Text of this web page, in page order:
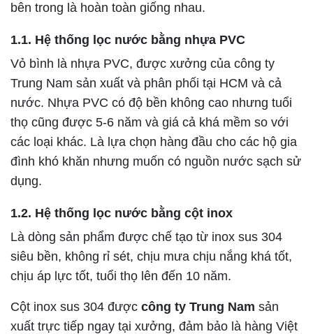
bên trong là hoàn toàn giống nhau.
1.1. Hệ thống lọc nước bằng nhựa PVC
Vỏ bình là nhựa PVC, được xưởng của công ty
Trung Nam sản xuất và phân phối tại HCM và cả
nước. Nhựa PVC có độ bền không cao nhưng tuổi
thọ cũng được 5-6 năm và giá cả khá mềm so với
các loại khác. Là lựa chọn hàng đầu cho các hộ gia
đình khó khăn nhưng muốn có nguồn nước sạch sử
dụng.
1.2. Hệ thống lọc nước bằng cột inox
Là dòng sản phẩm được chế tạo từ inox sus 304
siêu bền, không rỉ sét, chịu mưa chịu nắng khá tốt,
chịu áp lực tốt, tuổi thọ lên đến 10 năm.
Cột inox sus 304 được công ty Trung Nam sản
xuất trực tiếp ngay tại xưởng, đảm bảo là hàng Việt